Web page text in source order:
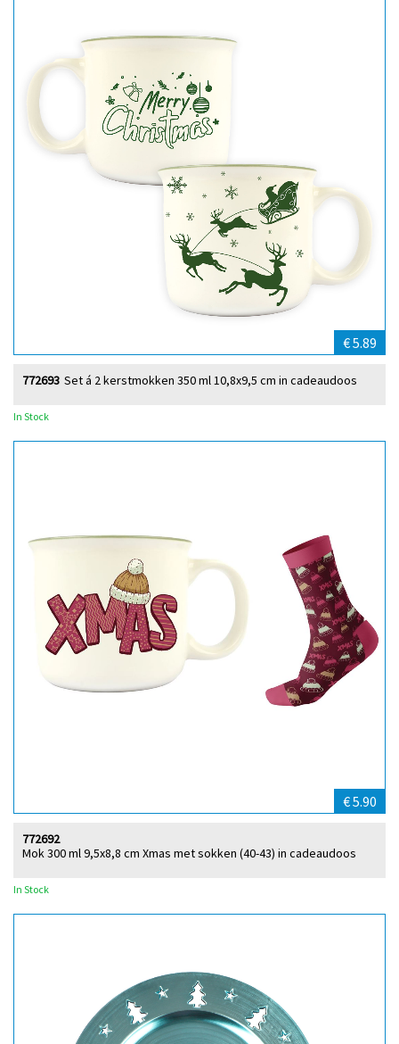
€ 5.89
Set á 2 kerstmokken 350 ml 10,8x9,5 cm in cadeaudoos
772693
In Stock
€ 5.90
Mok 300 ml 9,5x8,8 cm Xmas met sokken (40-43) in cadeaudoos
772692
In Stock